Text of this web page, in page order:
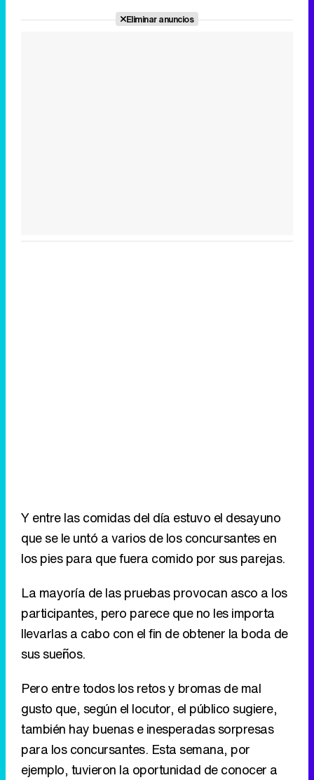
Eliminar anuncios
Y entre las comidas del día estuvo el desayuno
que se le untó a varios de los concursantes en
los pies para que fuera comido por sus parejas.
La mayoría de las pruebas provocan asco a los
participantes, pero parece que no les importa
llevarlas a cabo con el fin de obtener la boda de
sus sueños.
Pero entre todos los retos y bromas de mal
gusto que, según el locutor, el público sugiere,
también hay buenas e inesperadas sorpresas
para los concursantes. Esta semana, por
ejemplo, tuvieron la oportunidad de conocer a